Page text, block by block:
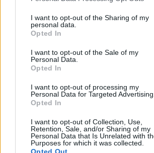
I want to opt-out of the Sharing of my
personal data.
Opted In
I want to opt-out of the Sale of my
Personal Data.
Opted In
I want to opt-out of processing my
Personal Data for Targeted Advertising.
Opted In
I want to opt-out of Collection, Use,
Retention, Sale, and/or Sharing of my
Personal Data that Is Unrelated with
Purposes for which it was collected.
Opted Out
zsugorodik 2009 óta. Akkor a svájci GDP
esett vissza. Ugyancsak csütörtökön...
KEDVES OLVASÓNK!
A keresett cikk a portfolio.hu
regisztrációhoz kötött.
Portfolio.hu teljes cikkarchívum
Kötéslisták: BÉT elmúlt 2 év
kötéslistái